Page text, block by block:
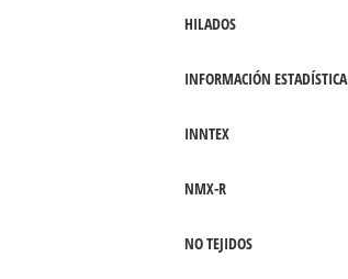
HILADOS
INFORMACIÓN ESTADÍSTICA
INNTEX
NMX-R
NO TEJIDOS